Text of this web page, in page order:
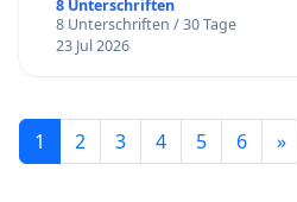
8 Unterschriften
8 Unterschriften / 30 Tage
23 Jul 2026
1 2 3 4 5 6 »